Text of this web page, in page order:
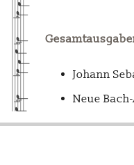
Johann
Neue